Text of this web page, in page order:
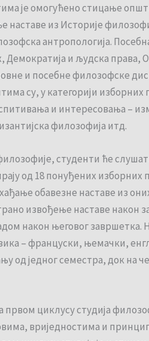
је омогућено стицање
из Историје
антропологија.
и људска
и посебне филозофске
су, у категорији
и интересовања –
филозофија итд.
студенти ће
од 18 понуђених
обавезне наставе из
извођење наставе након
након његовог завршетка.
– француски, њемачки,
од једног семестра, док на
првом циклусу студија
вриједностима и